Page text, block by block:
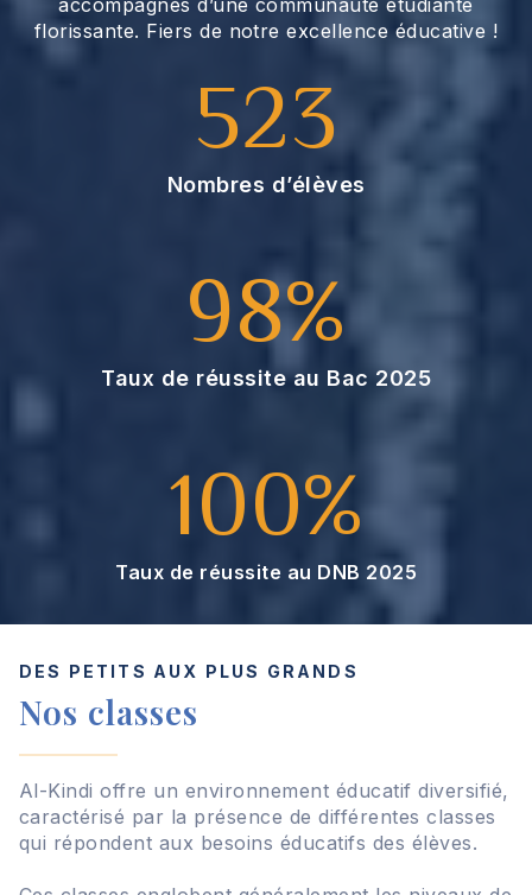
accompagnés d’une communauté étudiante
florissante. Fiers de notre excellence éducative !
523
Nombres d’élèves
98%
Taux de réussite au Bac 2025
%
100%
Taux de réussite au DNB 2025
DES PETITS AUX PLUS GRANDS
Nos classes
Al-Kindi offre un environnement éducatif diversifié,
caractérisé par la présence de différentes classes
qui répondent aux besoins éducatifs des élèves.